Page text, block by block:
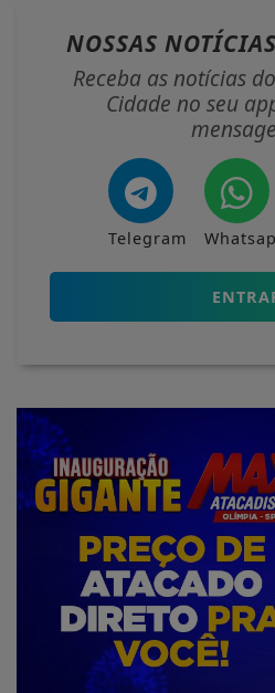
NOSSAS NOTÍCIAS
Receba as notícias
Cidade no seu
Telegram